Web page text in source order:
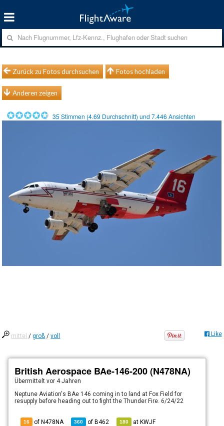
Zurück zu Fotos durchsuchen Fotos hochladen
Anderen zeigen
35 Stimmen (4.69 Durchschnitt) und7.446 Ansichten
mittel /groß /voll Like
British Aerospace BAe-146-200 (N478NA)
Übermitteltvor 4 Jahren
Neptune Aviation's BAe 146 coming in to land at Fox Field for
resupply before heading out to fight the Thunder Fire. 6/24/22
16 of N478NA 360 ofB462 180 atKWJF